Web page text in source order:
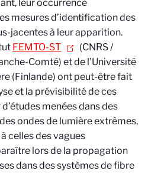
leur occurrence
mesures d’identification des
jacentes à leur apparition.
FEMTO-ST
(CNRS /
Comté) et de l’Université
(Finlande) ont peut-être fait
et la prévisibilité de ces
menées dans des
ondes de lumière extrêmes,
celles des vagues
lors de la propagation
dans des systèmes de fibre